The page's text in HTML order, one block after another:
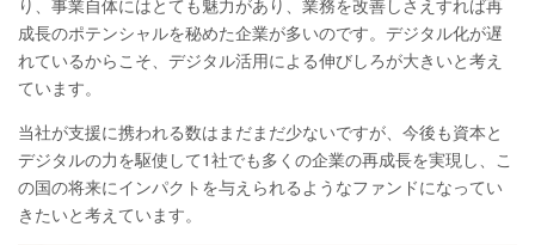
り、事業自体にはとても魅力があり、業務を改善しさえすれば再
成長のポテンシャルを秘めた企業が多いのです。デジタル化が遅
れているからこそ、デジタル活用による伸びしろが大きいと考え
ています。
当社が支援に携われる数はまだまだ少ないですが、今後も資本と
デジタルの力を駆使して1社でも多くの企業の再成長を実現し、こ
の国の将来にインパクトを与えられるようなファンドになってい
きたいと考えています。